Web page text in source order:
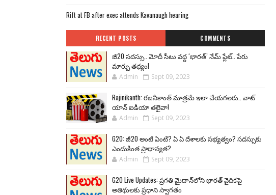
Rift at FB after exec attends Kavanaugh hearing
RECENT POSTS COMMENTS
జీ20 సదస్సు.. మోదీ సీటు వద్ద ‘భారత్’ నేమ్ ప్లేట్‌.. పేరు
మార్పు తథ్యం!
Admin Sept 09, 2023
Rajinikanth: రజనీకాంత్ మాత్రమే ఇలా చేయగలరు.. వాట్
యాన్ ఐడియా తలైవా!
Admin Sept 09, 2023
G20: జీ20 అంటే ఏంటి? ఏ ఏ దేశాలకు సభ్యత్వం? సదస్సుకు
ఎందుకింత ప్రాధాన్యత?
Admin Sept 09, 2023
G20 Live Updates: ప్రగతి మైదాన్‌లోని భారత్ వైదికపై
అతిథులకు ప్రధాని స్వాగతం